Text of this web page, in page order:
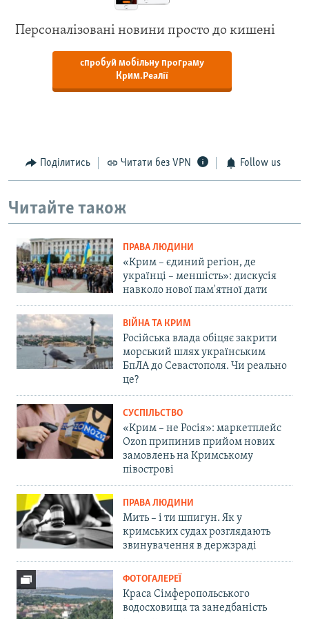
Персоналізовані новини просто до кишені
спробуй мобільну програму
Крим.Реалії
Поділитись Читати без VPN Follow us
Читайте також
ПРАВА ЛЮДИНИ
«Крим – єдиний регіон, де
українці – меншість»: дискусія
навколо нової пам'ятної дати
ВІЙНА ТА КРИМ
Російська влада обіцяє закрити
морський шлях українським
БпЛА до Севастополя. Чи реально
це?
СУСПІЛЬСТВО
«Крим – не Росія»: маркетплейс
Ozon припинив прийом нових
замовлень на Кримському
півострові
ПРАВА ЛЮДИНИ
Мить – і ти шпигун. Як у
кримських судах розглядають
звинувачення в держзраді
ФОТОГАЛЕРЕЇ
Краса Сімферопольського
водосховища та занедбаність